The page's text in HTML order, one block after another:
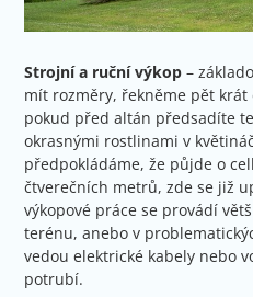
Strojní a ruční výkop –
mít rozměry, řekněme pět
pokud před altán předsadíte
okrasnými rostlinami v
předpokládáme, že půjde o
čtverečních metrů, zde se již
výkopové práce se provádí
terénu, anebo v
vedou elektrické kabely nebo
potrubí.